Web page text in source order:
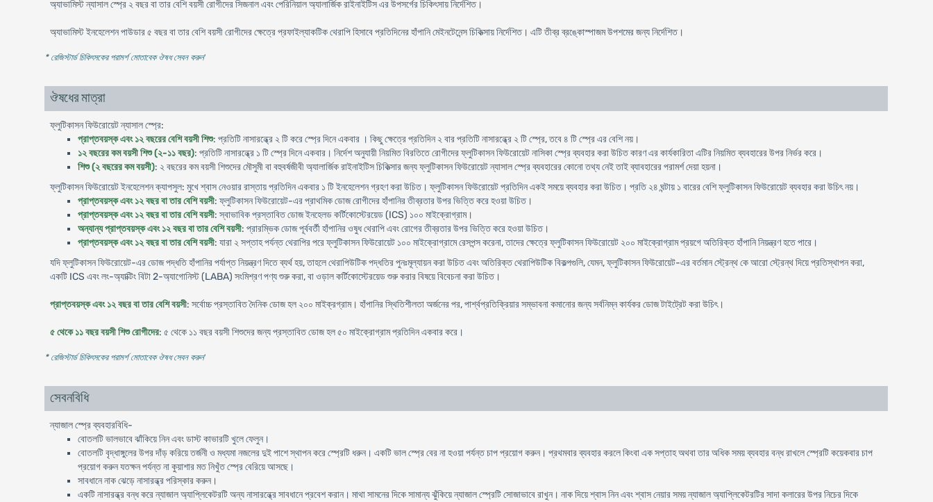
অ্যাভামিস্ট ন্যাসাল স্প্রে ২ বছর বা তার বেশি বয়সী রোগীদের সিজনাল এবং পেরিনিয়াল অ্যালার্জিক রাইনাইটিস এর উপসর্গের চিকিৎসায় নির্দেশিত।
অ্যাভামিস্ট ইনহেলেশন পাউডার ৫ বছর বা তার বেশি বয়সী রোগীদের ক্ষেত্রে প্রফাইল্যাকটিক থেরাপি হিসাবে প্রতিদিনের হাঁপানি মেইনটেনেন্স চিকিত্সায় নির্দেশিত। এটি তীব্র ব্রঙ্কোস্পাজম উপশমের জন্য নির্দেশিত।
* রেজিস্টার্ড চিকিৎসকের পরামর্শ মোতাবেক ঔষধ সেবন করুন'
ঔষধের মাত্রা
ফ্লুটিকাসন ফিউরোয়েট ন্যাসাল স্প্রে:
প্রাপ্তবয়স্ক এবং ১২ বছরের বেশি বয়সী শিশু: প্রতিটি নাসারন্ধ্রে ২ টি করে স্প্রে দিনে একবার । কিছু ক্ষেত্রে প্রতিদিন ২ বার প্রতিটি নাসারন্ধ্রে ২ টি স্প্রে, তবে ৪ টি স্প্রে এর বেশি নয়।
১২ বছরের কম বয়সী শিশু (২-১১ বছর): প্রতিটি নাসারন্ধ্রে ১ টি স্প্রে দিনে একবার। নির্দেশ অনুযায়ী নিয়মিত বিরতিতে রোগীদের ফ্লুটিকাসন ফিউরোয়েট নাসিকা স্প্রে ব্যবহার করা উচিত কারণ এর কার্যকারিতা এটির নিয়মিত ব্যবহারের উপর নির্ভর করে।
শিশু (২ বছরের কম বয়সী): ২ বছরের কম বয়সী শিশুদের মৌসুমী বা বহুবর্ষজীবী অ্যালার্জিক রাইনাইটিস চিকিত্সার জন্য ফ্লুটিকাসন ফিউরোয়েট ন্যাসাল স্প্রে ব্যবহারের কোনো তথ্য নেই তাই ব্যাবহারের পরামর্শ দেয়া হয়না।
ফ্লুটিকাসন ফিউরোয়েট ইনহেলেশন ক্যাপসুল: মুখে শ্বাস নেওয়ার রাস্তায় প্রতিদিন একবার ১ টি ইনহেলেশন গ্রহণ করা উচিত। ফ্লুটিকাসন ফিউরোয়েট প্রতিদিন একই সময়ে ব্যবহার করা উচিত। প্রতি ২৪ ঘন্টায় ১ বারের বেশি ফ্লুটিকাসন ফিউরোয়েট ব্যবহার করা উচিৎ নয়।
প্রাপ্তবয়স্ক এবং ১২ বছর বা তার বেশি বয়সী: ফ্লুটিকাসন ফিউরোয়েট-এর প্রাথমিক ডোজ রোগীদের হাঁপানির তীব্রতার উপর ভিত্তি করে হওয়া উচিত।
প্রাপ্তবয়স্ক এবং ১২ বছর বা তার বেশি বয়সী: স্বাভাবিক প্রস্তাবিত ডোজ ইনহেলড কর্টিকোস্টেরয়েড (ICS) ১০০ মাইক্রোগ্রাম।
অন্যান্য প্রাপ্তবয়স্ক এবং ১২ বছর বা তার বেশি বয়সী: প্রারম্ভিক ডোজ পূর্ববর্তী হাঁপানির ওষুধ থেরাপি এবং রোগের তীব্রতার উপর ভিত্তি করে হওয়া উচিত।
প্রাপ্তবয়স্ক এবং ১২ বছর বা তার বেশি বয়সী: যারা ২ সপ্তাহ পর্যন্ত থেরাপির পরে ফ্লুটিকাসন ফিউরোয়েট ১০০ মাইক্রোগ্রামে রেসপন্স করেনা, তাদের ক্ষেত্রে ফ্লুটিকাসন ফিউরোয়েট ২০০ মাইক্রোগ্রাম প্রয়গে অতিরিক্ত হাঁপানি নিয়ন্ত্রণ হতে পারে।
যদি ফ্লুটিকাসন ফিউরোয়েট-এর ডোজ পদ্ধতি হাঁপানির পর্যাপ্ত নিয়ন্ত্রণ দিতে ব্যর্থ হয়, তাহলে থেরাপিউটিক পদ্ধতির পুনঃমূল্যায়ন করা উচিত এবং অতিরিক্ত থেরাপিউটিক বিকল্পগুলি, যেমন, ফ্লুটিকাসন ফিউরোয়েট-এর বর্তমান স্ট্রেন্থ কে আরো স্ট্রেন্থ দিয়ে প্রতিস্থাপন করা,
একটি ICS এবং লং-অ্যাক্টিং বিটা 2-অ্যাগোনিস্ট (LABA) সংমিশ্রণ পণ্য শুরু করা, বা ওড়াল কর্টিকোস্টেরয়েড শুরু করার বিষয়ে বিবেচনা করা উচিত।
প্রাপ্তবয়স্ক এবং ১২ বছর বা তার বেশি বয়সী: সর্বোচ্চ প্রস্তাবিত দৈনিক ডোজ হল ২০০ মাইক্রগ্রাম। হাঁপানির স্থিতিশীলতা অর্জনের পর, পার্শ্বপ্রতিক্রিয়ার সম্ভাবনা কমানোর জন্য সর্বনিম্ন কার্যকর ডোজ টাইট্রেট করা উচিৎ।
৫ থেকে ১১ বছর বয়সী শিশু রোগীদের: ৫ থেকে ১১ বছর বয়সী শিশুদের জন্য প্রস্তাবিত ডোজ হল ৫০ মাইক্রোগ্রাম প্রতিদিন একবার করে।
* রেজিস্টার্ড চিকিৎসকের পরামর্শ মোতাবেক ঔষধ সেবন করুন'
সেবনবিধি
ন্যাজাল স্প্রে ব্যবহারবিধি-
বোতলটি ভালভাবে ঝাঁকিয়ে নিন এবং ডাস্ট কাভারটি খুলে ফেলুন।
বোতলটি বৃদ্ধাঙ্গুলের উপর দাঁড় করিয়ে তর্জনী ও মধ্যমা নজলের দুই পাশে স্থাপন করে স্প্রেটি ধরুন। একটি ভাল স্প্রে বের না হওয়া পর্যন্ত চাপ প্রয়োগ করুন। প্রথমবার ব্যবহার করলে কিংবা এক সপ্তাহ অথবা তার অধিক সময় ব্যবহার বন্ধ রাখলে স্প্রেটি কয়েকবার চাপ
প্রয়োগ করুন যতক্ষন পর্যন্ত না কুয়াশার মত নিখুঁত স্প্রে বেরিয়ে আসছে।
সাবধানে নাক ঝেড়ে নাসারন্ধ্র পরিস্কার করুন।
একটি নাসারন্ধ্র বন্ধ করে ন্যাজাল অ্যাপ্লিকেটরটি অন্য নাসারন্ধ্রে সাবধানে প্রবেশ করান। মাথা সামনের দিকে সামান্য ঝুঁকিয়ে ন্যাজাল স্প্রেটি সোজাভাবে রাখুন। নাক দিয়ে শ্বাস নিন এবং শ্বাস নেয়ার সময় ন্যাজাল অ্যাপ্লিকেটরটির সাদা কলারের উপর নিচের দিকে